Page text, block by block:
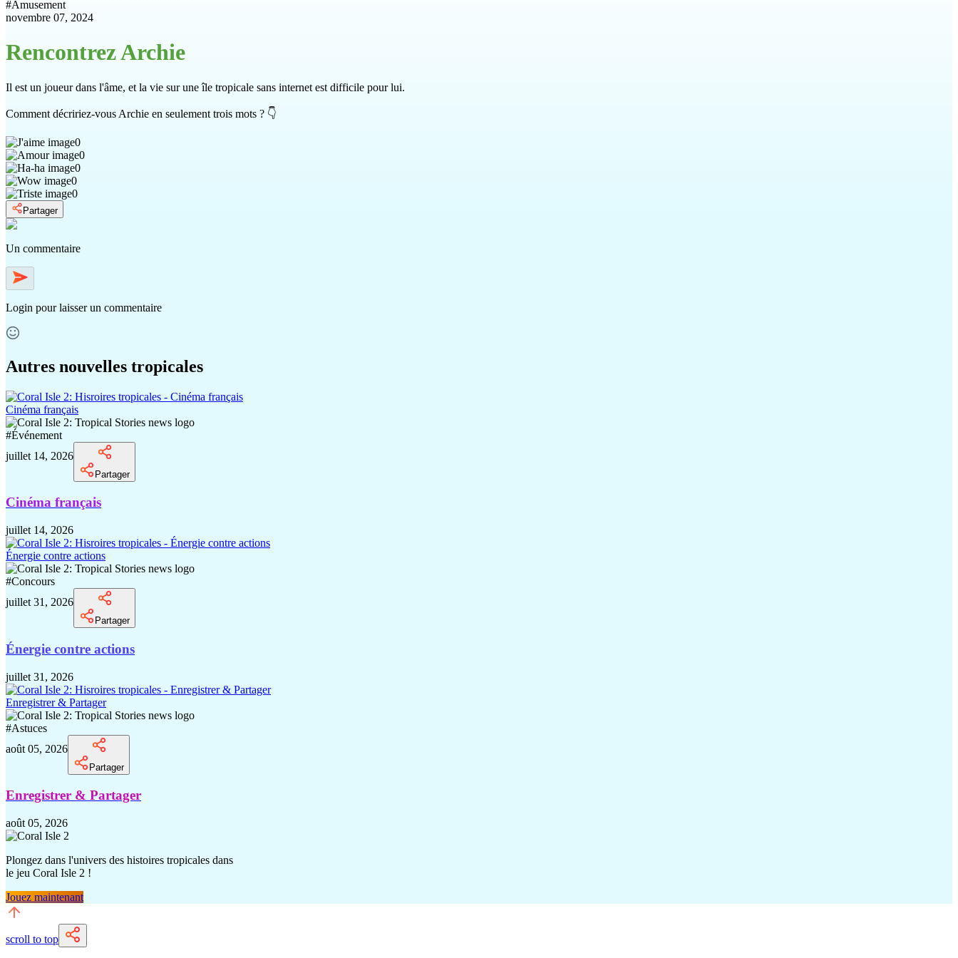
#Amusement
novembre 07, 2024
Rencontrez Archie
Il est un joueur dans l'âme, et la vie sur une île tropicale sans internet est difficile pour lui.
Comment décririez-vous Archie en seulement trois mots ? 👇
0
0
0
0
0
Partager
Un commentaire
Login pour laisser un commentaire
Autres nouvelles tropicales
Cinéma français
#Événement
juillet 14, 2026
Partager
Cinéma français
juillet 14, 2026
Énergie contre actions
#Concours
juillet 31, 2026
Partager
Énergie contre actions
juillet 31, 2026
Enregistrer & Partager
#Astuces
août 05, 2026
Partager
Enregistrer & Partager
août 05, 2026
Plongez dans l'univers des histoires tropicales dans
le jeu Coral Isle 2 !
Jouez maintenant
scroll to top